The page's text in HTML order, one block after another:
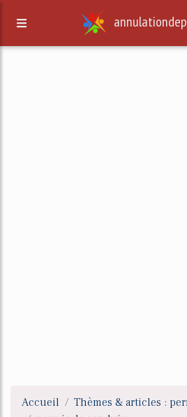
Accueil
Thèmes & articles :